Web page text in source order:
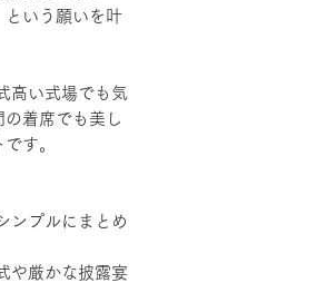
という願いを叶
高い式場でも気
着席でも美し
す。
ンプルにまとめ
や厳かな披露宴